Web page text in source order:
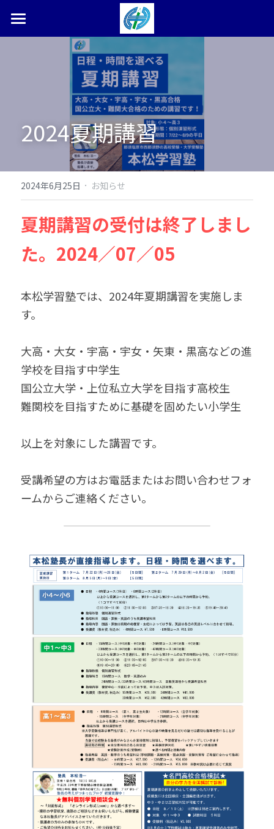
ホーム
塾長ブログ
本松学習塾とは
合格体験記・実績
お問い合わせ
検索
0287-36-9450
2024夏期講習
2024年6月25日 · お知らせ
夏期講習の受付は終了しまし
た。2024／07／05
本松学習塾では、2024年夏期講習を実施しま
す。
大高・大女・宇高・宇女・矢東・黒高などの進
学校を目指す中学生
国公立大学・上位私立大学を目指す高校生
難関校を目指すために基礎を固めたい小学生
以上を対象にした講習です。
受講希望の方はお電話またはお問い合わせフォ
ームからご連絡ください。